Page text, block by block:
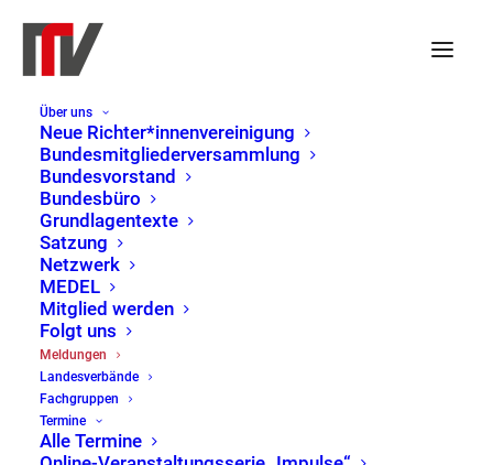
Über uns
Neue Richter*innenvereinigung
Bundesmitgliederversammlung
Bundesvorstand
Bundesbüro
Grundlagentexte
Satzung
Netzwerk
MEDEL
Mitglied werden
Folgt uns
Meldungen
Landesverbände
Fachgruppen
Termine
Alle Termine